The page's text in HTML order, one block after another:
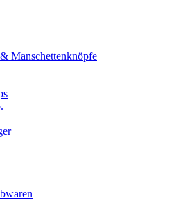
Manschettenknöpfe